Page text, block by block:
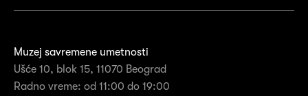
Muzej savremene umetnosti
Ušće 10, blok 15, 11070 Beograd
Radno vreme: od 11:00 do 19:00